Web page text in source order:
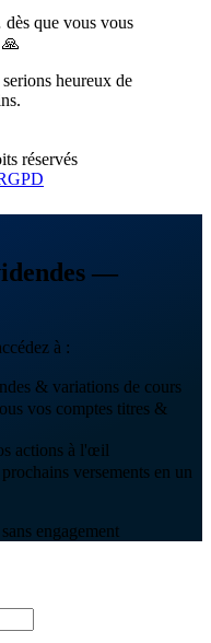
que vous vous
heureux de
réservés
—
à :
& variations de cours
vos comptes titres &
actions à l'œil
versements en un
engagement